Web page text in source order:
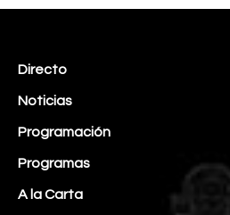
Directo
Noticias
Programación
Programas
A la Carta